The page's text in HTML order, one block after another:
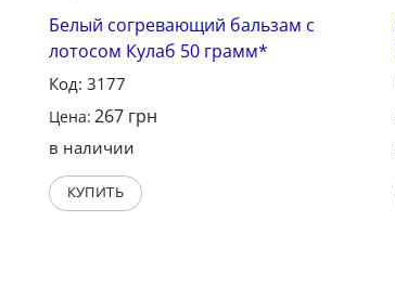
Белый согревающий бальзам с
лотосом Кулаб 50 грамм*
Код: 3177
Цена: 267 грн
в наличии
КУПИТЬ